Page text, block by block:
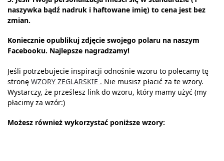
naszywka bądź nadruk i haftowane imię) to cena jest bez
zmian.
Koniecznie opublikuj zdjęcie swojego polaru na naszym
Facebooku. Najlepsze nagradzamy!
Jeśli potrzebujecie inspiracji odnośnie wzoru to polecamy tę
stronę WZORY ŻEGLARSKIE . Nie musisz płacić za te wzory.
Wystarczy, że prześlesz link do wzoru, który mamy użyć (my
płacimy za wzór:)
Możesz również wykorzystać poniższe wzory: